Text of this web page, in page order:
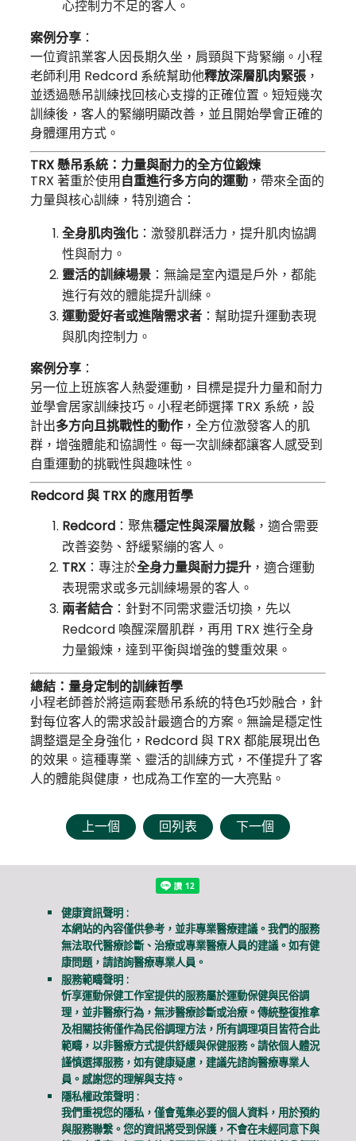
心控制力不足的客人。
案例分享 ：
一位資訊業客人因長期久坐，肩頸與下背緊繃。小程
老師利用 Redcord 系統幫助他釋放深層肌肉緊張，
並透過懸吊訓練找回核心支撐的正確位置。短短幾次
訓練後，客人的緊繃明顯改善，並且開始學會正確的
身體運用方式。
TRX 懸吊系統：力量與耐力的全方位鍛煉
TRX 著重於使用自重進行多方向的運動 ，帶來全面的
力量與核心訓練，特別適合：
全身肌肉強化 ：激發肌群活力，提升肌肉協調
性與耐力。
靈活的訓練場景 ：無論是室內還是戶外，都能
進行有效的體能提升訓練。
運動愛好者或進階需求者 ：幫助提升運動表現
與肌肉控制力。
案例分享 ：
另一位上班族客人熱愛運動，目標是提升力量和耐力
並學會居家訓練技巧。小程老師選擇 TRX 系統，設
計出多方向且挑戰性的動作 ，全方位激發客人的肌
群，增強體能和協調性。每一次訓練都讓客人感受到
自重運動的挑戰性與趣味性。
Redcord 與 TRX 的應用哲學
Redcord ：聚焦穩定性與深層放鬆 ，適合需要
改善姿勢、舒緩緊繃的客人。
TRX ：專注於全身力量與耐力提升 ，適合運動
表現需求或多元訓練場景的客人。
兩者結合 ：針對不同需求靈活切換，先以
Redcord 喚醒深層肌群，再用 TRX 進行全身
力量鍛煉，達到平衡與增強的雙重效果。
總結：量身定制的訓練哲學
小程老師善於將這兩套懸吊系統的特色巧妙融合，針
對每位客人的需求設計最適合的方案。無論是穩定性
調整還是全身強化，Redcord 與 TRX 都能展現出色
的效果。這種專業、靈活的訓練方式，不僅提升了客
人的體能與健康，也成為工作室的一大亮點。
上一個 回列表 下一個
健康資訊聲明 :
本網站的內容僅供參考，並非專業醫療建議。我們的服務
無法取代醫療診斷、治療或專業醫療人員的建議。如有健
康問題，請諮詢醫療專業人員。
服務範疇聲明 :
忻享運動保健工作室提供的服務屬於運動保健與民俗調
理，並非醫療行為，無涉醫療診斷或治療。傳統整復推拿
及相關技術僅作為民俗調理方法，所有調理項目皆符合此
範疇，以非醫療方式提供舒緩與保健服務。請依個人體況
謹慎選擇服務，如有健康疑慮，建議先諮詢醫療專業人
員。感謝您的理解與支持。
隱私權政策聲明 :
我們重視您的隱私，僅會蒐集必要的個人資料，用於預約
與服務聯繫。您的資訊將受到保護，不會在未經同意下與